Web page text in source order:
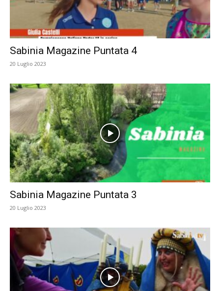
Sabinia Magazine Puntata 4
20 Luglio 2023
Sabinia Magazine Puntata 3
20 Luglio 2023